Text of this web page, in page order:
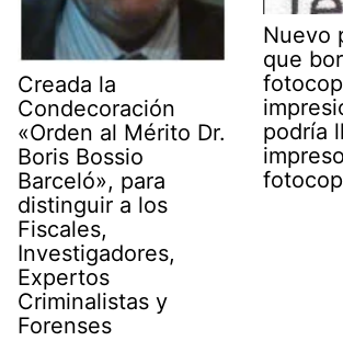
Creada la
Condecoración
«Orden al Mérito Dr.
Boris Bossio
Barceló», para
distinguir a los
Fiscales,
Investigadores,
Expertos
Criminalistas y
Forenses
Nuevo
que
podría